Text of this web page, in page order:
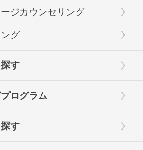
ジカウンセリング
グ
す
ログラム
す